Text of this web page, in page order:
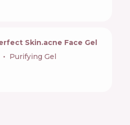
Skin.acne Face Gel
Purifying Gel